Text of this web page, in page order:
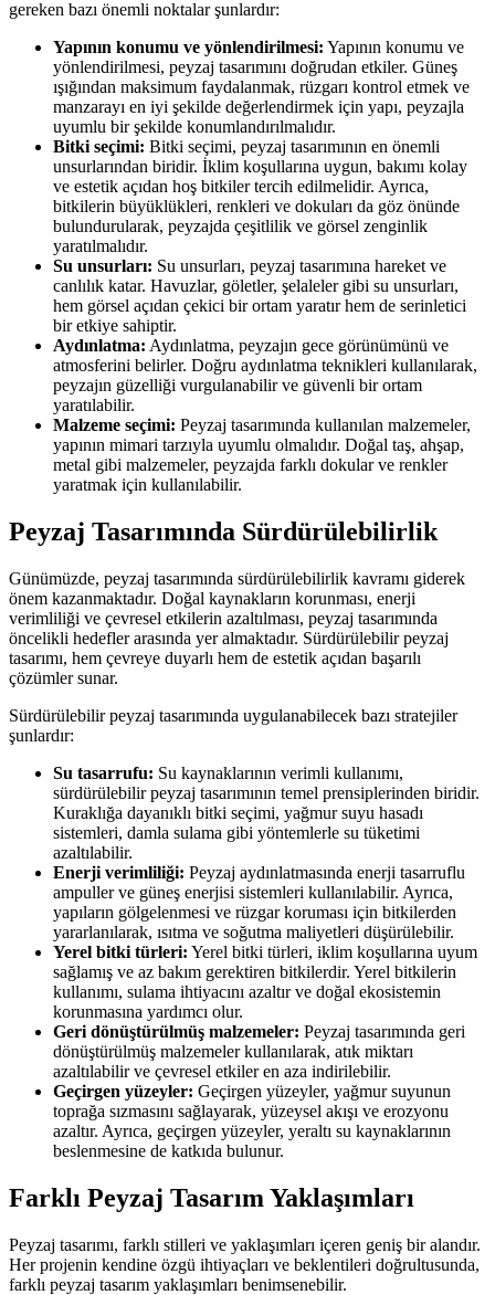
gereken bazı önemli noktalar şunlardır:
Yapının konumu ve yönlendirilmesi: Yapının konumu ve
yönlendirilmesi, peyzaj tasarımını doğrudan etkiler. Güneş
ışığından maksimum faydalanmak, rüzgarı kontrol etmek ve
manzarayı en iyi şekilde değerlendirmek için yapı, peyzajla
uyumlu bir şekilde konumlandırılmalıdır.
Bitki seçimi: Bitki seçimi, peyzaj tasarımının en önemli
unsurlarından biridir. İklim koşullarına uygun, bakımı kolay
ve estetik açıdan hoş bitkiler tercih edilmelidir. Ayrıca,
bitkilerin büyüklükleri, renkleri ve dokuları da göz önünde
bulundurularak, peyzajda çeşitlilik ve görsel zenginlik
yaratılmalıdır.
Su unsurları: Su unsurları, peyzaj tasarımına hareket ve
canlılık katar. Havuzlar, göletler, şelaleler gibi su unsurları,
hem görsel açıdan çekici bir ortam yaratır hem de serinletici
bir etkiye sahiptir.
Aydınlatma: Aydınlatma, peyzajın gece görünümünü ve
atmosferini belirler. Doğru aydınlatma teknikleri kullanılarak,
peyzajın güzelliği vurgulanabilir ve güvenli bir ortam
yaratılabilir.
Malzeme seçimi: Peyzaj tasarımında kullanılan malzemeler,
yapının mimari tarzıyla uyumlu olmalıdır. Doğal taş, ahşap,
metal gibi malzemeler, peyzajda farklı dokular ve renkler
yaratmak için kullanılabilir.
Peyzaj Tasarımında Sürdürülebilirlik
Günümüzde, peyzaj tasarımında sürdürülebilirlik kavramı giderek
önem kazanmaktadır. Doğal kaynakların korunması, enerji
verimliliği ve çevresel etkilerin azaltılması, peyzaj tasarımında
öncelikli hedefler arasında yer almaktadır. Sürdürülebilir peyzaj
tasarımı, hem çevreye duyarlı hem de estetik açıdan başarılı
çözümler sunar.
Sürdürülebilir peyzaj tasarımında uygulanabilecek bazı stratejiler
şunlardır:
Su tasarrufu: Su kaynaklarının verimli kullanımı,
sürdürülebilir peyzaj tasarımının temel prensiplerinden biridir.
Kuraklığa dayanıklı bitki seçimi, yağmur suyu hasadı
sistemleri, damla sulama gibi yöntemlerle su tüketimi
azaltılabilir.
Enerji verimliliği: Peyzaj aydınlatmasında enerji tasarruflu
ampuller ve güneş enerjisi sistemleri kullanılabilir. Ayrıca,
yapıların gölgelenmesi ve rüzgar koruması için bitkilerden
yararlanılarak, ısıtma ve soğutma maliyetleri düşürülebilir.
Yerel bitki türleri: Yerel bitki türleri, iklim koşullarına uyum
sağlamış ve az bakım gerektiren bitkilerdir. Yerel bitkilerin
kullanımı, sulama ihtiyacını azaltır ve doğal ekosistemin
korunmasına yardımcı olur.
Geri dönüştürülmüş malzemeler: Peyzaj tasarımında geri
dönüştürülmüş malzemeler kullanılarak, atık miktarı
azaltılabilir ve çevresel etkiler en aza indirilebilir.
Geçirgen yüzeyler: Geçirgen yüzeyler, yağmur suyunun
toprağa sızmasını sağlayarak, yüzeysel akışı ve erozyonu
azaltır. Ayrıca, geçirgen yüzeyler, yeraltı su kaynaklarının
beslenmesine de katkıda bulunur.
Farklı Peyzaj Tasarım Yaklaşımları
Peyzaj tasarımı, farklı stilleri ve yaklaşımları içeren geniş bir alandır.
Her projenin kendine özgü ihtiyaçları ve beklentileri doğrultusunda,
farklı peyzaj tasarım yaklaşımları benimsenebilir.